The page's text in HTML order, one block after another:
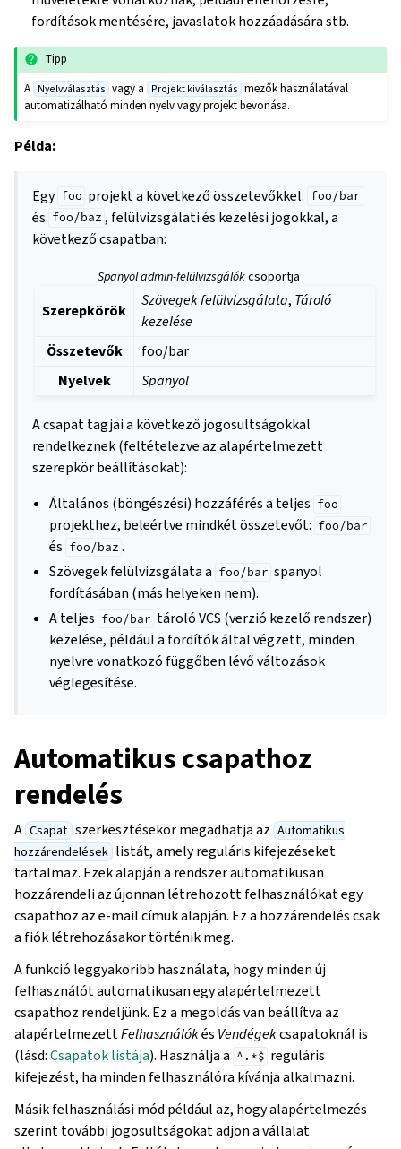
fordítások mentésére, javaslatok hozzáadására stb.
Tipp
A Nyelvválasztás vagy a Projekt kiválasztás mezők használatával
automatizálható minden nyelv vagy projekt bevonása.
Példa:
Egy foo projekt a következő összetevőkkel: foo/bar
és foo/baz , felülvizsgálati és kezelési jogokkal, a
következő csapatban:
Spanyol admin-felülvizsgálókcsoportja
Szerepkörök
Szövegek felülvizsgálata, Tároló
kezelése
Összetevők
foo/bar
Nyelvek
Spanyol
A csapat tagjai a következő jogosultságokkal
rendelkeznek (feltételezve az alapértelmezett
szerepkör beállításokat):
Általános (böngészési) hozzáférés a teljes foo
projekthez, beleértve mindkét összetevőt: foo/bar
és foo/baz .
Szövegek felülvizsgálata a foo/bar spanyol
fordításában (más helyeken nem).
A teljes foo/bar tároló VCS (verzió kezelő rendszer)
kezelése, például a fordítók által végzett, minden
nyelvre vonatkozó függőben lévő változások
véglegesítése.
Automatikus csapathoz
rendelés
A Csapat szerkesztésekor megadhatja az Automatikus
hozzárendelések listát, amely reguláris kifejezéseket
tartalmaz. Ezek alapján a rendszer automatikusan
hozzárendeli az újonnan létrehozott felhasználókat egy
csapathoz az e-mail címük alapján. Ez a hozzárendelés csak
a fiók létrehozásakor történik meg.
A funkció leggyakoribb használata, hogy minden új
felhasználót automatikusan egy alapértelmezett
csapathoz rendeljünk. Ez a megoldás van beállítva az
alapértelmezettFelhasználókés Vendégekcsapatoknál is
(lásd:Csapatok listája). Használja a ^.*$ reguláris
kifejezést, ha minden felhasználóra kívánja alkalmazni.
Másik felhasználási mód például az, hogy alapértelmezés
szerint további jogosultságokat adjon a vállalat